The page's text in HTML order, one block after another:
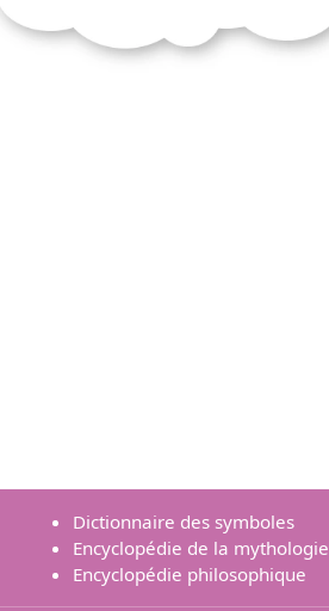
Dictionnaire des symboles
Encyclopédie de la mythologie
Encyclopédie philosophique